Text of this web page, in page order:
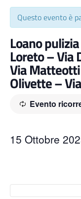
Questo evento è
Loano
Loreto – Via
Via
Olivette –
Evento
15 Ottobre